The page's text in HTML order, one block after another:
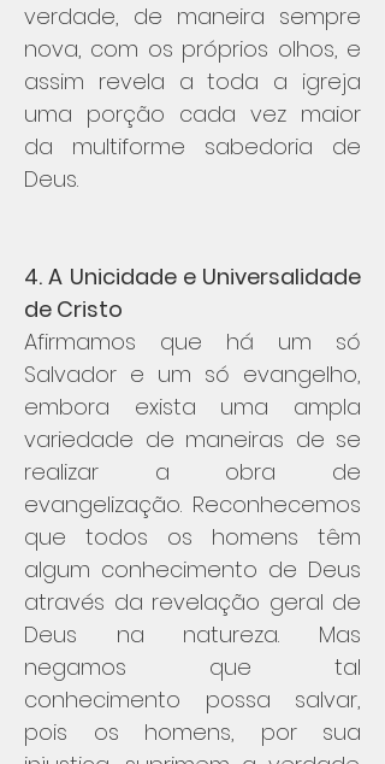
verdade, de maneira sempre
nova, com os próprios olhos, e
assim revela a toda a igreja
uma porção cada vez maior
da multiforme sabedoria de
Deus.
4. A Unicidade e Universalidade
de Cristo
Afirmamos que há um só
Salvador e um só evangelho,
embora exista uma ampla
variedade de maneiras de se
realizar a obra de
evangelização. Reconhecemos
que todos os homens têm
algum conhecimento de Deus
através da revelação geral de
Deus na natureza. Mas
negamos que tal
conhecimento possa salvar,
pois os homens, por sua